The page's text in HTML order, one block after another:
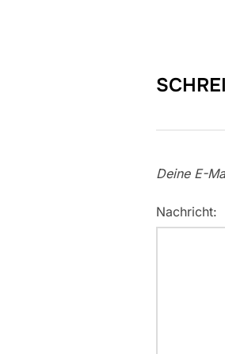
Deine E-
Nachricht: